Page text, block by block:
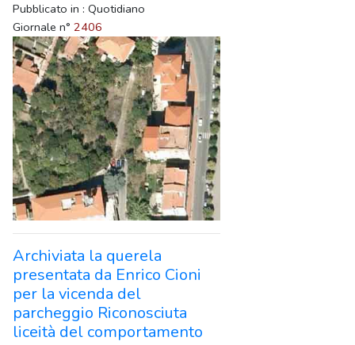
Pubblicato in : Quotidiano
Giornale n° 2406
Archiviata la querela
presentata da Enrico Cioni
per la vicenda del
parcheggio Riconosciuta
liceità del comportamento